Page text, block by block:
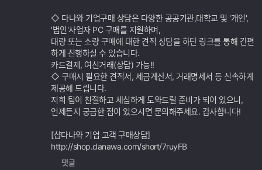
◇ 다나와 기업구매 상담은 다양한 공공기관,대학교 및 '개인',
'법인'사업자 PC 구매를 지원하며,
대량 또는 소량 구매에 대한 견적 상담을 하단 링크를 통해 간편
하게 진행하실 수 있습니다.
카드결제, 여신거래(상담) 가능!!
◇ 구매시 필요한 견적서, 세금계산서, 거래명세서 등 신속하게
제공해 드립니다.
저희 팀이 친절하고 세심하게 도와드릴 준비가 되어 있으니,
언제든지 궁금한 점이 있으시면 문의해주세요. 감사합니다!
[샵다나와 기업 고객 구매상담]
http://shop.danawa.com/short/7ruyFB
댓글